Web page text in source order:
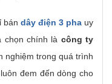
bán dây điện 3 phauy
chọn chính là công ty
nghiệm trong quá trình
đem đến dòng cho